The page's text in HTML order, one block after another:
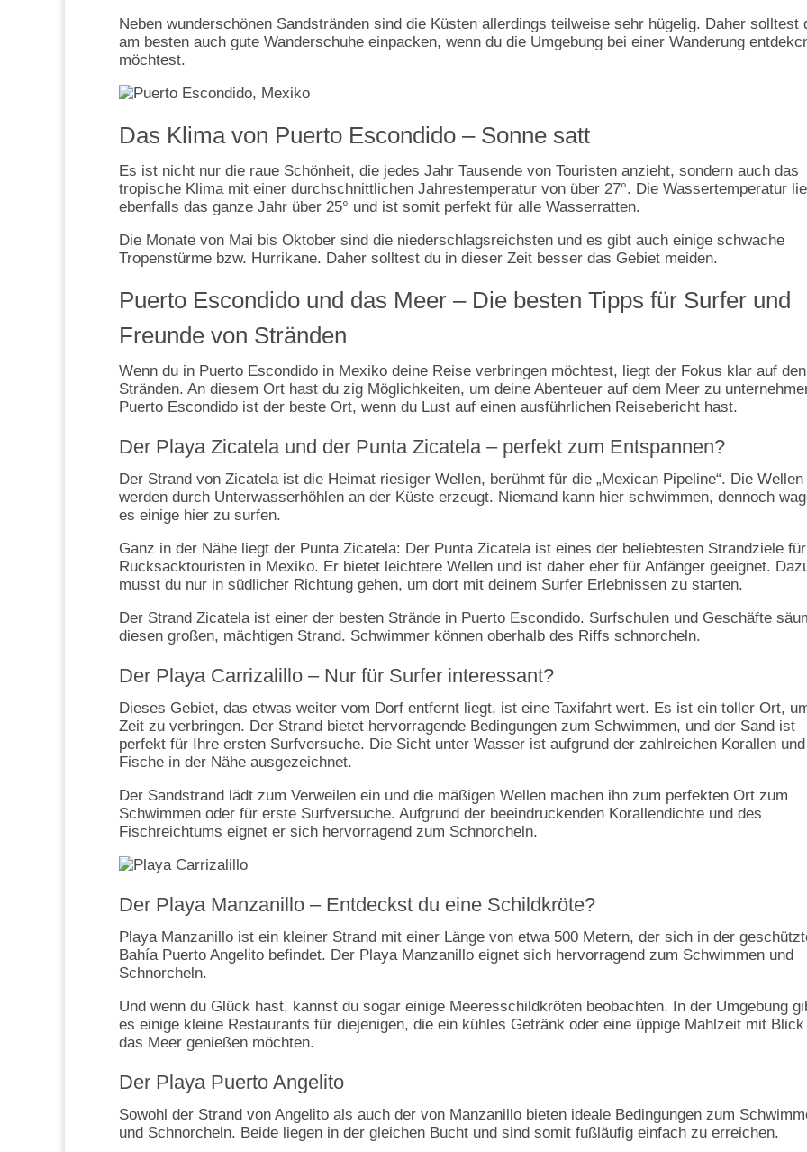
Neben wunderschönen Sandstränden sind die Küsten allerdings teilweise sehr hügelig. Daher solltest
am besten auch gute Wanderschuhe einpacken, wenn du die Umgebung bei einer Wanderung
möchtest.
Das Klima von Puerto Escondido – Sonne satt
Es ist nicht nur die raue Schönheit, die jedes Jahr Tausende von Touristen anzieht, sondern auch das
tropische Klima mit einer durchschnittlichen Jahrestemperatur von über 27°. Die Wassertemperatur
ebenfalls das ganze Jahr über 25° und ist somit perfekt für alle Wasserratten.
Die Monate von Mai bis Oktober sind die niederschlagsreichsten und es gibt auch einige schwache
Tropenstürme bzw. Hurrikane. Daher solltest du in dieser Zeit besser das Gebiet meiden.
Puerto Escondido und das Meer – Die besten Tipps für Surfer und
Freunde von Stränden
Wenn du in Puerto Escondido in Mexiko deine Reise verbringen möchtest, liegt der Fokus klar auf den
Stränden. An diesem Ort hast du zig Möglichkeiten, um deine Abenteuer auf dem Meer zu
Puerto Escondido ist der beste Ort, wenn du Lust auf einen ausführlichen Reisebericht hast.
Der Playa Zicatela und der Punta Zicatela – perfekt zum Entspannen?
Der Strand von Zicatela ist die Heimat riesiger Wellen, berühmt für die „Mexican Pipeline“. Die Wellen
werden durch Unterwasserhöhlen an der Küste erzeugt. Niemand kann hier schwimmen, dennoch
es einige hier zu surfen.
Ganz in der Nähe liegt der Punta Zicatela: Der Punta Zicatela ist eines der beliebtesten Strandziele für
Rucksacktouristen in Mexiko. Er bietet leichtere Wellen und ist daher eher für Anfänger geeignet.
musst du nur in südlicher Richtung gehen, um dort mit deinem Surfer Erlebnissen zu starten.
Der Strand Zicatela ist einer der besten Strände in Puerto Escondido. Surfschulen und Geschäfte
diesen großen, mächtigen Strand. Schwimmer können oberhalb des Riffs schnorcheln.
Der Playa Carrizalillo – Nur für Surfer interessant?
Dieses Gebiet, das etwas weiter vom Dorf entfernt liegt, ist eine Taxifahrt wert. Es ist ein toller Ort,
Zeit zu verbringen. Der Strand bietet hervorragende Bedingungen zum Schwimmen, und der Sand ist
perfekt für Ihre ersten Surfversuche. Die Sicht unter Wasser ist aufgrund der zahlreichen Korallen und
Fische in der Nähe ausgezeichnet.
Der Sandstrand lädt zum Verweilen ein und die mäßigen Wellen machen ihn zum perfekten Ort zum
Schwimmen oder für erste Surfversuche. Aufgrund der beeindruckenden Korallendichte und des
Fischreichtums eignet er sich hervorragend zum Schnorcheln.
Der Playa Manzanillo – Entdeckst du eine Schildkröte?
Playa Manzanillo ist ein kleiner Strand mit einer Länge von etwa 500 Metern, der sich in der
Bahía Puerto Angelito befindet. Der Playa Manzanillo eignet sich hervorragend zum Schwimmen und
Schnorcheln.
Und wenn du Glück hast, kannst du sogar einige Meeresschildkröten beobachten. In der Umgebung
es einige kleine Restaurants für diejenigen, die ein kühles Getränk oder eine üppige Mahlzeit mit
das Meer genießen möchten.
Der Playa Puerto Angelito
Sowohl der Strand von Angelito als auch der von Manzanillo bieten ideale Bedingungen zum
und Schnorcheln. Beide liegen in der gleichen Bucht und sind somit fußläufig einfach zu erreichen.